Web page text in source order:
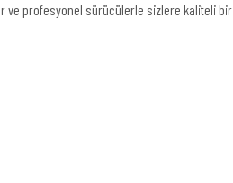
ve profesyonel sürücülerle sizlere kaliteli bir